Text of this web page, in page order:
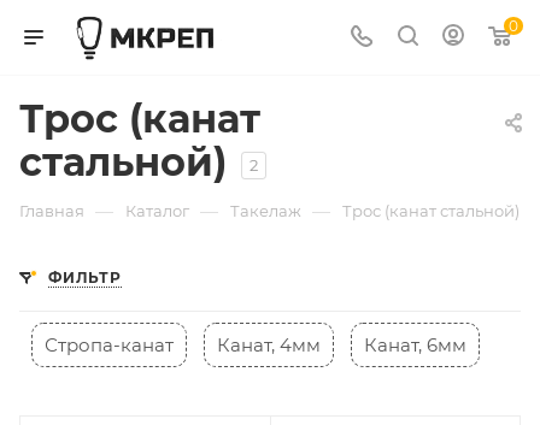
0
Трос (канат
стальной)
2
Главная — Каталог — Такелаж — Трос (канат стальной)
ФИЛЬТР
Стропа-канат Канат, 4мм Канат, 6мм